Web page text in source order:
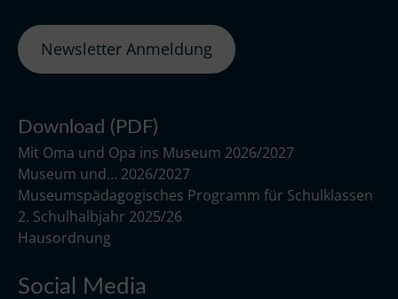
Newsletter Anmeldung
Download (PDF)
Mit Oma und Opa ins Museum 2026/2027
Museum und… 2026/2027
Museumspädagogisches Programm für Schulklassen
2. Schulhalbjahr 2025/26
Hausordnung
Social Media